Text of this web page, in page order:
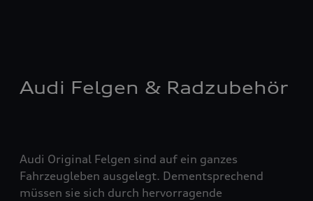
Audi Felgen & Radzubehör
Audi Original Felgen sind auf ein ganzes
Fahrzeugleben ausgelegt. Dementsprechend
müssen sie sich durch hervorragende